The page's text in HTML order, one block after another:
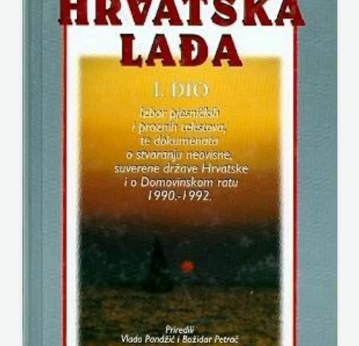
KNJIGA
Telegram
TERAPIJA,
ZAGREB
Company
UDRUGA